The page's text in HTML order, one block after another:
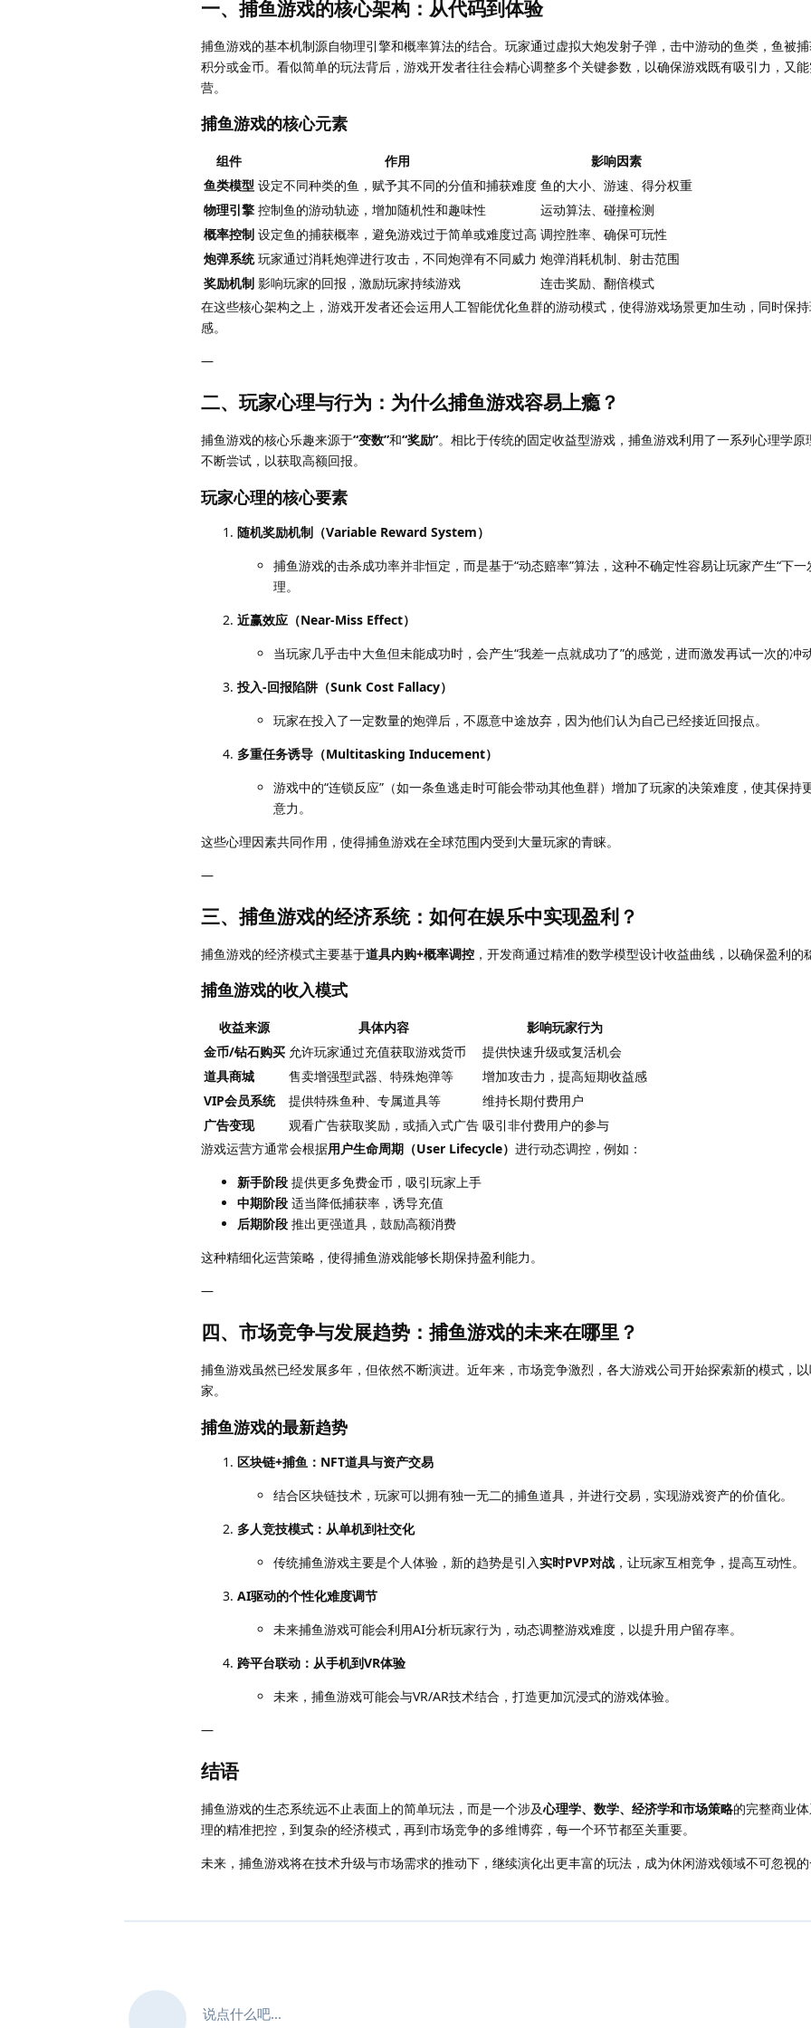
一、捕鱼游戏的核心架构：从代码到体验
捕鱼游戏的基本机制源自物理引擎和概率算法的结合。玩家通过虚拟大炮发射子弹，击中游动的鱼类，鱼被
积分或金币。看似简单的玩法背后，游戏开发者往往会精心调整多个关键参数，以确保游戏既有吸引力，又
营。
捕鱼游戏的核心元素
组件 作用
影响因素
鱼类模型 设定不同种类的鱼，赋予其不同的分值和捕获难度 鱼的大小、游速、得分权重
物理引擎 控制鱼的游动轨迹，增加随机性和趣味性
运动算法、碰撞检测
概率控制 设定鱼的捕获概率，避免游戏过于简单或难度过高 调控胜率、确保可玩性
炮弹系统 玩家通过消耗炮弹进行攻击，不同炮弹有不同威力 炮弹消耗机制、射击范围
奖励机制 影响玩家的回报，激励玩家持续游戏
连击奖励、翻倍模式
在这些核心架构之上，游戏开发者还会运用人工智能优化鱼群的游动模式，使得游戏场景更加生动，同时保
感。
—
二、玩家心理与行为：为什么捕鱼游戏容易上瘾？
捕鱼游戏的核心乐趣来源于“变数”和“奖励”。相比于传统的固定收益型游戏，捕鱼游戏利用了一系列心理学原
不断尝试，以获取高额回报。
玩家心理的核心要素
随机奖励机制（Variable Reward System）
捕鱼游戏的击杀成功率并非恒定，而是基于“动态赔率”算法，这种不确定性容易让玩家产生“下一
理。
近赢效应（Near-Miss Effect）
当玩家几乎击中大鱼但未能成功时，会产生“我差一点就成功了”的感觉，进而激发再试一次的冲
投入-回报陷阱（Sunk Cost Fallacy）
玩家在投入了一定数量的炮弹后，不愿意中途放弃，因为他们认为自己已经接近回报点。
多重任务诱导（Multitasking Inducement）
游戏中的“连锁反应”（如一条鱼逃走时可能会带动其他鱼群）增加了玩家的决策难度，使其保持
意力。
这些心理因素共同作用，使得捕鱼游戏在全球范围内受到大量玩家的青睐。
—
三、捕鱼游戏的经济系统：如何在娱乐中实现盈利？
捕鱼游戏的经济模式主要基于道具内购+概率调控 ，开发商通过精准的数学模型设计收益曲线，以确保盈利的
捕鱼游戏的收入模式
收益来源 具体内容
影响玩家行为
金币/钻石购买 允许玩家通过充值获取游戏货币
提供快速升级或复活机会
道具商城
售卖增强型武器、特殊炮弹等
增加攻击力，提高短期收益感
VIP会员系统
提供特殊鱼种、专属道具等
维持长期付费用户
广告变现
观看广告获取奖励，或插入式广告 吸引非付费用户的参与
游戏运营方通常会根据用户生命周期（User Lifecycle） 进行动态调控，例如：
新手阶段 提供更多免费金币，吸引玩家上手
中期阶段 适当降低捕获率，诱导充值
后期阶段 推出更强道具，鼓励高额消费
这种精细化运营策略，使得捕鱼游戏能够长期保持盈利能力。
—
四、市场竞争与发展趋势：捕鱼游戏的未来在哪里？
捕鱼游戏虽然已经发展多年，但依然不断演进。近年来，市场竞争激烈，各大游戏公司开始探索新的模式，
家。
捕鱼游戏的最新趋势
区块链+捕鱼：NFT道具与资产交易
结合区块链技术，玩家可以拥有独一无二的捕鱼道具，并进行交易，实现游戏资产的价值化。
多人竞技模式：从单机到社交化
传统捕鱼游戏主要是个人体验，新的趋势是引入实时PVP对战 ，让玩家互相竞争，提高互动性。
AI驱动的个性化难度调节
未来捕鱼游戏可能会利用AI分析玩家行为，动态调整游戏难度，以提升用户留存率。
跨平台联动：从手机到VR体验
未来，捕鱼游戏可能会与VR/AR技术结合，打造更加沉浸式的游戏体验。
—
结语
捕鱼游戏的生态系统远不止表面上的简单玩法，而是一个涉及心理学、数学、经济学和市场策略的完整商业
理的精准把控，到复杂的经济模式，再到市场竞争的多维博弈，每一个环节都至关重要。
未来，捕鱼游戏将在技术升级与市场需求的推动下，继续演化出更丰富的玩法，成为休闲游戏领域不可忽视
说点什么吧...